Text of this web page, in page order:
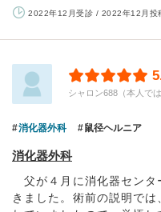
2022年12月受診 / 2022年12月投
シャロン688（本人で
消化器外科 鼠径ヘルニア
消化器外科
父が４月に消化器センタ
きました。術前の説明で